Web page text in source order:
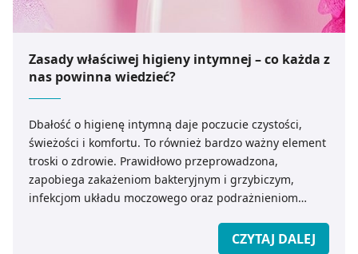
Zasady właściwej higieny intymnej – co każda z
nas powinna wiedzieć?
Dbałość o higienę intymną daje poczucie czystości,
świeżości i komfortu. To również bardzo ważny element
troski o zdrowie. Prawidłowo przeprowadzona,
zapobiega zakażeniom bakteryjnym i grzybiczym,
infekcjom układu moczowego oraz podrażnieniom
skomplikowana, wystarczy stosować się do zasad
CZYTAJ DALEJ